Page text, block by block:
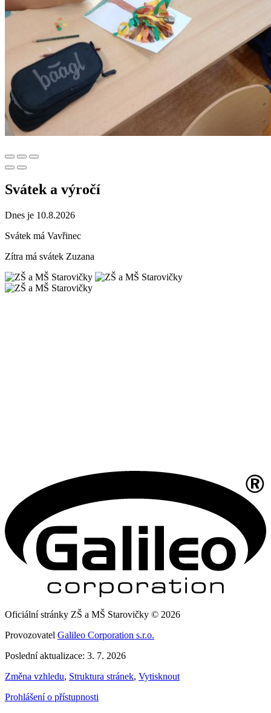
Svátek a výročí
Dnes je 10.8.2026
Svátek má Vavřinec
Zítra má svátek Zuzana
Oficiální stránky ZŠ a MŠ Starovičky © 2026
Provozovatel Galileo Corporation s.r.o.
Poslední aktualizace: 3. 7. 2026
Změna vzhledu, Struktura stránek, Vytisknout
Prohlášení o přístupnosti